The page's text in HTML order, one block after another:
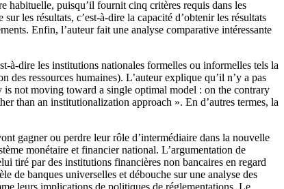
habituelle, puisqu’il fournit cinq critères requis dans les
les résultats, c’est-à-dire la capacité d’obtenir les résultats
Enfin, l’auteur fait une analyse comparative intéressante
à-dire les institutions nationales formelles ou informelles tels la
ressources humaines). L’auteur explique qu’il n’y a pas
not moving toward a single optimal model : on the contrary
than an institutionalization approach ». En d’autres termes, la
gagner ou perdre leur rôle d’intermédiaire dans la nouvelle
monétaire et financier national. L’argumentation de
tiré par des institutions financières non bancaires en regard
de banques universelles et débouche sur une analyse des
leurs implications de politiques de réglementations. Le